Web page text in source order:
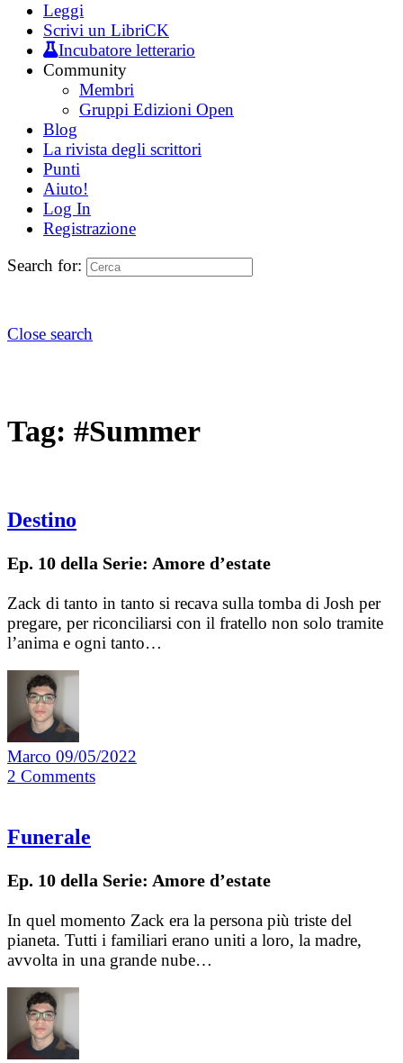
Leggi
Scrivi un LibriCK
Incubatore letterario
Community
Membri
Gruppi Edizioni Open
Blog
La rivista degli scrittori
Punti
Aiuto!
Log In
Registrazione
Search for:
Close search
Tag: #Summer
Destino
Ep. 10 della Serie: Amore d’estate
Zack di tanto in tanto si recava sulla tomba di Josh per
pregare, per riconciliarsi con il fratello non solo tramite
l’anima e ogni tanto…
Marco 09/05/2022
2 Comments
Funerale
Ep. 10 della Serie: Amore d’estate
In quel momento Zack era la persona più triste del
pianeta. Tutti i familiari erano uniti a loro, la madre,
avvolta in una grande nube…